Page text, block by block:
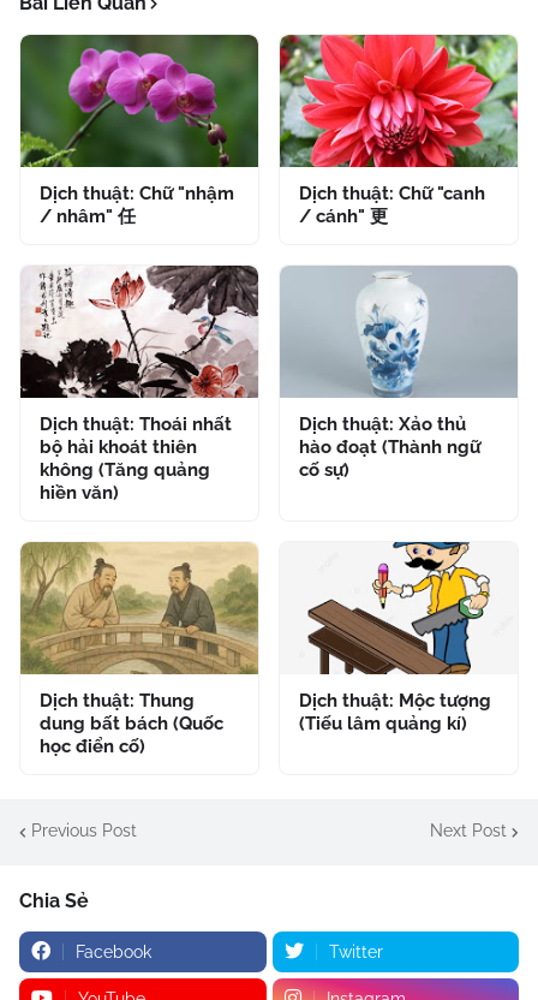
Dịch thuật: Chữ "nhậm
/ nhâm" 任
Dịch thuật: Chữ "canh
/ cánh" 更
Dịch thuật: Thoái nhất
bộ hải khoát thiên
không (Tăng quảng
hiền văn)
Dịch thuật: Xảo thủ
hào đoạt (Thành ngữ
cố sự)
Dịch thuật: Thung
dung bất bách (Quốc
học điển cố)
Dịch thuật: Mộc tượng
(Tiếu lâm quảng kí)
Previous Post Next Post
Chia Sẻ
Facebook Twitter